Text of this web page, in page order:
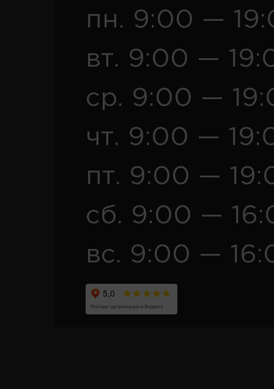
пн. 9:00 —
вт. 9:00 —
ср. 9:00 —
чт. 9:00 —
пт. 9:00 —
сб. 9:00 —
вс. 9:00 —